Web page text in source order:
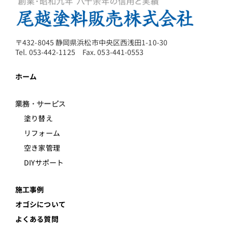
〒432-8045 静岡県浜松市中央区西浅田1-10-30
Tel. 053-442-1125 Fax. 053-441-0553
ホーム
業務・サービス
塗り替え
リフォーム
空き家管理
DIYサポート
施工事例
オゴシについて
よくある質問